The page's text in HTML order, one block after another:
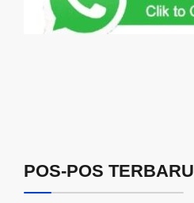
POS-POS TERBARU